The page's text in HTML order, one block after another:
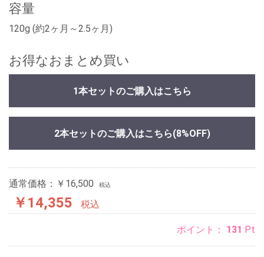
容量
120g (約2ヶ月～2.5ヶ月)
お得なおまとめ買い
1本セットのご購入はこちら
2本セットのご購入はこちら(8%OFF)
通常価格：￥16,500 税込
￥14,355 税込
ポイント： 131 Pt